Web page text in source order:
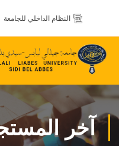
النظام الداخلي للجامعة
آخر